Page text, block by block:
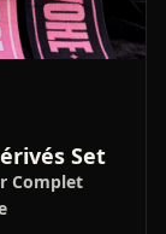
Set
Complet